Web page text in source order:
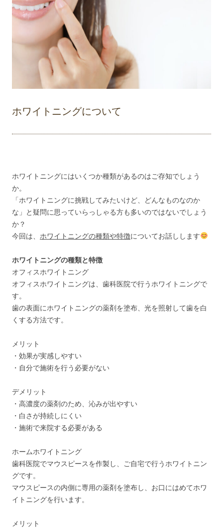
ホワイトニングについて
ホワイトニングにはいくつか種類があるのはご存知でしょう
か。
「ホワイトニングに挑戦してみたいけど、どんなものなのか
な」と疑問に思っていらっしゃる方も多いのではないでしょう
か？
今回は、 ホワイトニングの種類や特徴についてお話しします
ホワイトニングの種類と特徴
オフィスホワイトニング
オフィスホワイトニングは、歯科医院で行うホワイトニングで
す。
歯の表面にホワイトニングの薬剤を塗布、光を照射して歯を白
くする方法です。
メリット
・効果が実感しやすい
・自分で施術を行う必要がない
デメリット
・高濃度の薬剤のため、沁みが出やすい
・白さが持続しにくい
・施術で来院する必要がある
ホームホワイトニング
歯科医院でマウスピースを作製し、ご自宅で行うホワイトニン
グです。
マウスピースの内側に専用の薬剤を塗布し、お口にはめてホワ
イトニングを行います。
メリット